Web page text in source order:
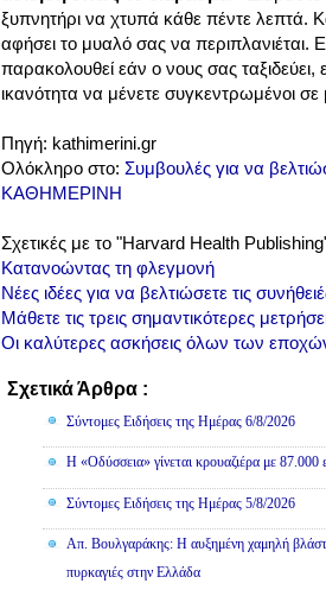
ξυπνητήρι να χτυπά κάθε πέντε λεπτά.
αφήσει το μυαλό σας να περιπλανιέται.
παρακολουθεί εάν ο νους σας ταξιδεύει,
ικανότητα να μένετε συγκεντρωμένοι
Πηγή: kathimerini.gr
Ολόκληρο στο: Συμβουλές για να
ΚΑΘΗΜΕΡΙΝΗ
Σχετικές με το "Harvard Health
Κατανοώντας τη φλεγμονή
Νέες ιδέες για να βελτιώσετε τις
Μάθετε τις τρεις σημαντικότερες
Οι καλύτερες ασκήσεις όλων των
Σχετικά Άρθρα :
Σύντομες Ειδήσεις της Ημέρας 6/8/2026
Η «Οδύσσεια» γίνεται κρουαζιέρα με 87.000
Σύντομες Ειδήσεις της Ημέρας 5/8/2026
Απ. Βουλγαράκης: Η αυξημένη χαμηλή
πυρκαγιές στην Ελλάδα